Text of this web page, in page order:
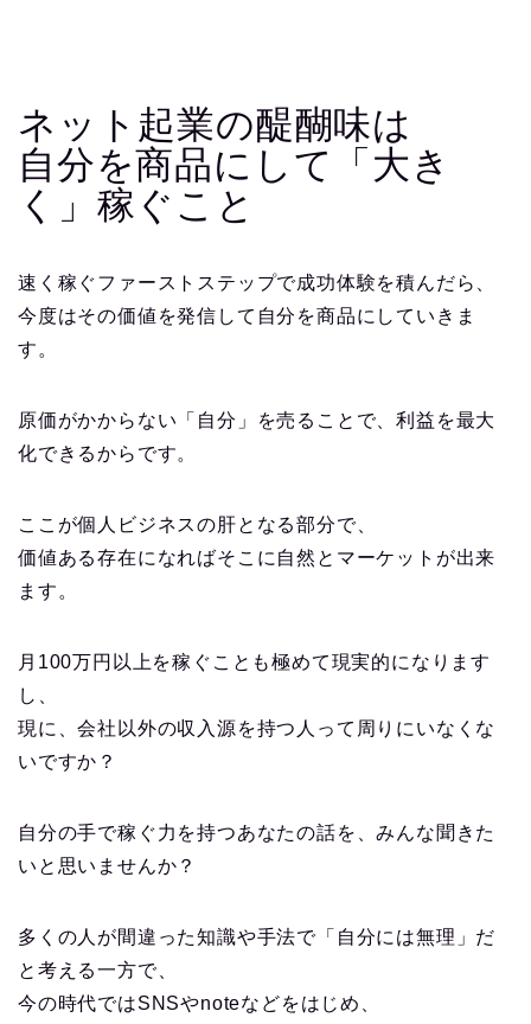
ネット起業の醍醐味は
自分を商品にして「大き
く」稼ぐこと
速く稼ぐファーストステップで成功体験を積んだら、
今度はその価値を発信して自分を商品にしていきま
す。
原価がかからない「自分」を売ることで、利益を最大
化できるからです。
ここが個人ビジネスの肝となる部分で、
価値ある存在になればそこに自然とマーケットが出来
ます。
月100万円以上を稼ぐことも極めて現実的になります
し、
現に、会社以外の収入源を持つ人って周りにいなくな
いですか？
自分の手で稼ぐ力を持つあなたの話を、みんな聞きた
いと思いませんか？
多くの人が間違った知識や手法で「自分には無理」だ
と考える一方で、
今の時代ではSNSやnoteなどをはじめ、